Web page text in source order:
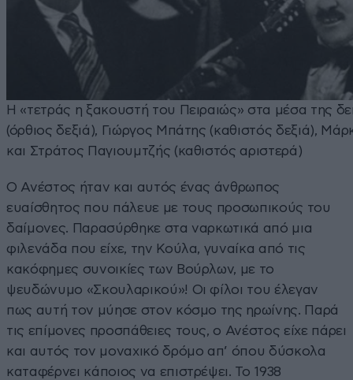
Η «τετράς η ξακουστή του Πειραιώς» στα μέσα της
(όρθιος δεξιά), Γιώργος Μπάτης (καθιστός δεξιά),
και Στράτος Παγιουμτζής (καθιστός αριστερά)
Ο Ανέστος ήταν και αυτός ένας άνθρωπος
ευαίσθητος που πάλευε με τους προσωπικούς του
δαίμονες. Παρασύρθηκε στα ναρκωτικά από μια
φιλενάδα που είχε, την Κούλα, γυναίκα από τις
κακόφημες συνοικίες των Βούρλων, με το
ψευδώνυμο «Σκουλαρικού»! Οι φίλοι του έλεγαν
πως αυτή τον μύησε στον κόσμο της ηρωίνης. Παρά
τις επίμονες προσπάθειες τους, ο Ανέστος είχε πάρει
και αυτός τον μοναχικό δρόμο απ’ όπου δύσκολα
καταφέρνει κάποιος να επιστρέψει. Το 1938